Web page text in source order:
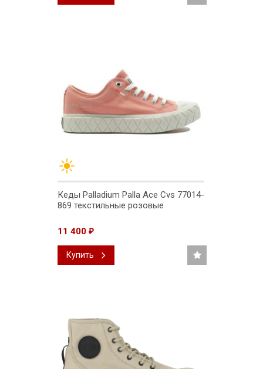
Кеды Palladium Palla Ace Cvs 77014-
869 текстильные розовые
11 400 ₽
Купить